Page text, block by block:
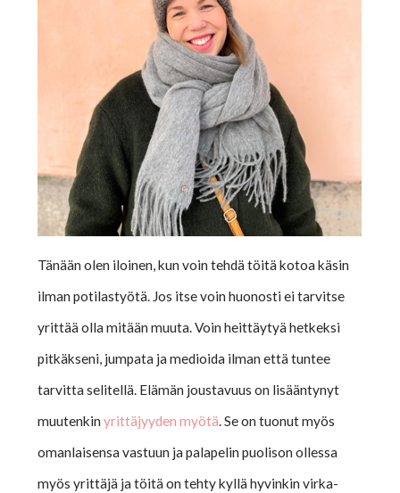
Tänään olen iloinen, kun voin tehdä töitä kotoa käsin
ilman potilastyötä. Jos itse voin huonosti ei tarvitse
yrittää olla mitään muuta. Voin heittäytyä hetkeksi
pitkäkseni, jumpata ja medioida ilman että tuntee
tarvitta selitellä. Elämän joustavuus on lisääntynyt
muutenkinyrittäjyyden myötä. Se on tuonut myös
omanlaisensa vastuun ja palapelin puolison ollessa
myös yrittäjä ja töitä on tehty kyllä hyvinkin virka-